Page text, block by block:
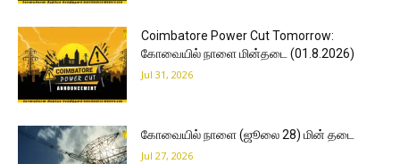
Coimbatore Power Cut Tomorrow:
கோவையில் நாளை மின்தடை (01.8.2026)
Jul 31, 2026
கோவையில் நாளை (ஜூலை 28) மின் தடை
Jul 27, 2026